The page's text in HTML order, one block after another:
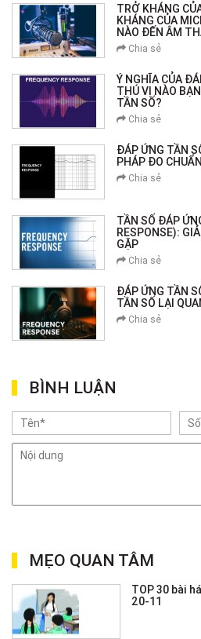
TRỞ KHÁNG
KHÁNG CỦA
NÀO ĐẾN ÂM
Chia sẻ
Ý NGHĨA CỦA
THÚ VỊ NÀO
TẦN SỐ?
Chia sẻ
ĐÁP ỨNG TẦN
PHÁP ĐO
Chia sẻ
TẦN SỐ ĐÁP
RESPONSE):
GẶP
Chia sẻ
ĐÁP ỨNG TẦN
TẦN SỐ LẠI
Chia sẻ
BÌNH LUẬN
MẸO QUAN TÂM
TOP 30 bài
20-11